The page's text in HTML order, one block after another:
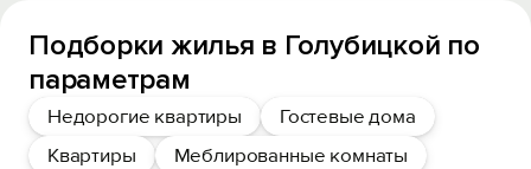
Подборки жилья в Голубицкой по
параметрам
Недорогие квартиры
Гостевые дома
Квартиры
Меблированные комнаты